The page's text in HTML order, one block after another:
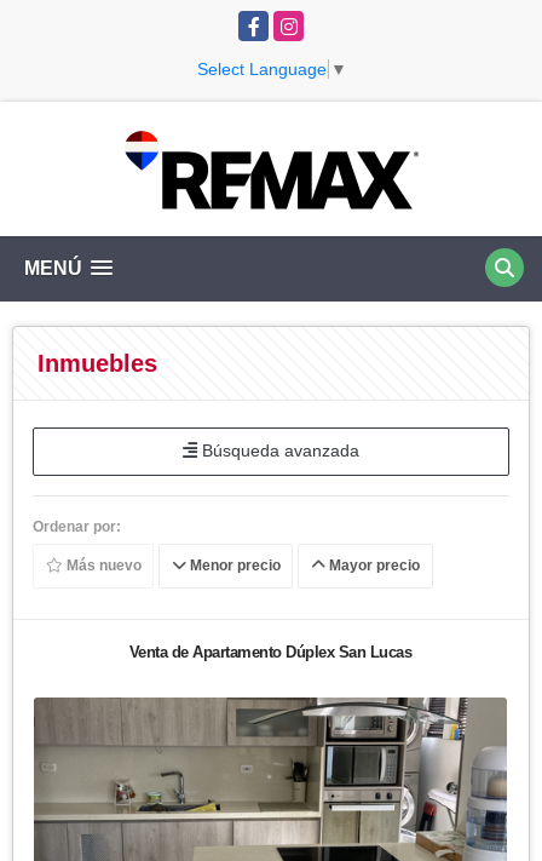
FacebookInstagram
Select Language ▼
MENÚ
Inmuebles
Búsqueda avanzada
Ordenar por:
Más nuevo Menor precio Mayor precio
Venta de Apartamento Dúplex San Lucas